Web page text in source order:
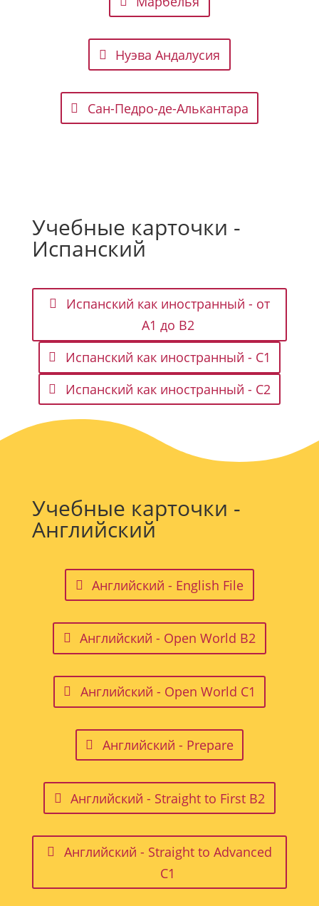
Нуэва Андалусия
Сан-Педро-де-Алькантара
Учебные карточки -
Испанский
Испанский как иностранный - от
A1 до B2
Испанский как иностранный - C1
Испанский как иностранный - C2
Учебные карточки -
Английский
Английский - English File
Английский - Open World B2
Английский - Open World C1
Английский - Prepare
Английский - Straight to First B2
Английский - Straight to Advanced
C1